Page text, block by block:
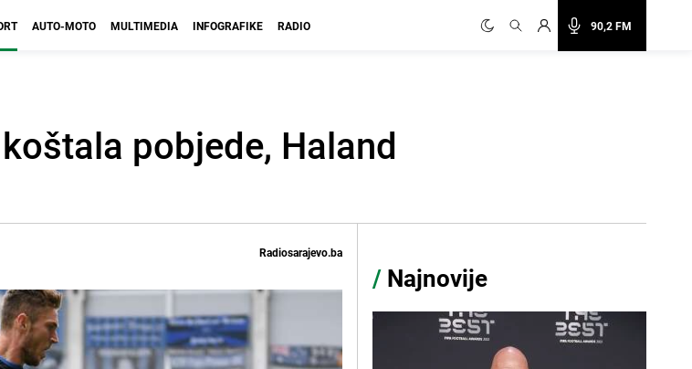
90,2 FM
AUTO-MOTO MULTIMEDIA INFOGRAFIKE RADIO
pobjede, Haland
Radiosarajevo.ba
/ Najnovije